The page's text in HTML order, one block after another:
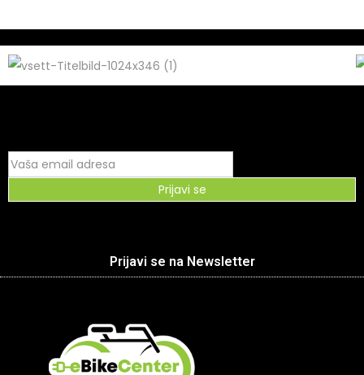
Prijavi se
Prijavi se na Newsletter